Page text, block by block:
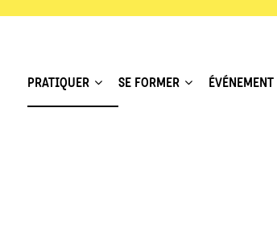
PRATIQUER SE FORMER ÉVÉNEMENT